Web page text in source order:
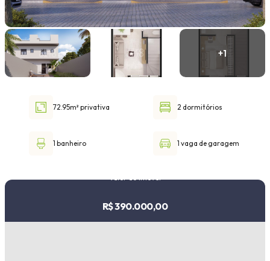
Faixa de valor
30.000,00até 1.000.000,00 ou +
72.95m² privativa 2 dormitórios
1 banheiro 1 vaga de garagem
R$ 390.000,00